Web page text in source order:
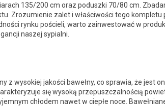
135/200 cm oraz poduszki 70/80 cm.
Zrozumienie zalet i właściwości tego kompletu
rynku pościeli, warto zainwestować w
naszej sypialni.
z wysokiej jakości bawełny, co sprawia, że jest
się wysoką przepuszczalnością
chłodem nawet w ciepłe noce.